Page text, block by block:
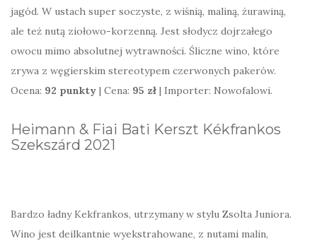
jagód. W ustach super soczyste, z wiśnią, maliną, żurawiną,
ale też nutą ziołowo-korzenną. Jest słodycz dojrzałego
owocu mimo absolutnej wytrawności. Śliczne wino, które
zrywa z węgierskim stereotypem czerwonych pakerów.
Ocena: 92 punkty | Cena: 95 zł | Importer: Nowofalowi.
Heimann & Fiai Bati Kerszt Kékfrankos
Szekszárd 2021
Bardzo ładny Kekfrankos, utrzymany w stylu Zsolta Juniora.
Wino jest deilkantnie wyekstrahowane, z nutami malin,